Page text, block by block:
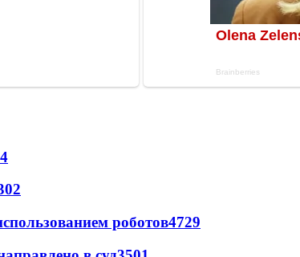
роботов4729